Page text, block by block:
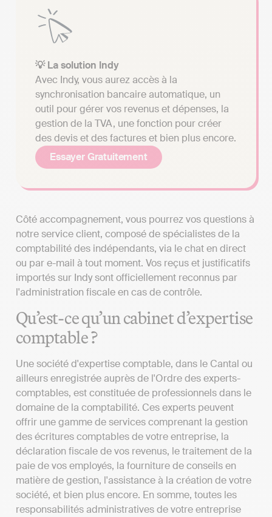
💡 La solution Indy
Avec Indy, vous aurez accès à la
synchronisation bancaire automatique, un
outil pour gérer vos revenus et dépenses, la
gestion de la TVA, une fonction pour créer
des devis et des factures et bien plus encore.
Essayer Gratuitement
Côté accompagnement, vous pourrez vos questions à
notre service client, composé de spécialistes de la
comptabilité des indépendants, via le chat en direct
ou par e-mail à tout moment. Vos reçus et justificatifs
importés sur Indy sont officiellement reconnus par
l'administration fiscale en cas de contrôle.
Qu’est-ce qu’un cabinet d’expertise
comptable ?
Une société d'expertise comptable, dans le Cantal ou
ailleurs enregistrée auprès de l'Ordre des experts-
comptables, est constituée de professionnels dans le
domaine de la comptabilité. Ces experts peuvent
offrir une gamme de services comprenant la gestion
des écritures comptables de votre entreprise, la
déclaration fiscale de vos revenus, le traitement de la
paie de vos employés, la fourniture de conseils en
matière de gestion, l'assistance à la création de votre
société, et bien plus encore. En somme, toutes les
responsabilités administratives de votre entreprise